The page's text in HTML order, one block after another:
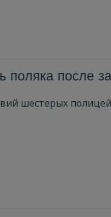
поляка после
шестерых